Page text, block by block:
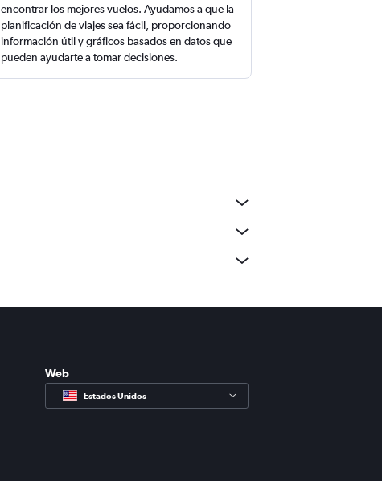
encontrar los mejores vuelos. Ayudamos a que la
planificación de viajes sea fácil, proporcionando
información útil y gráficos basados en datos que
pueden ayudarte a tomar decisiones.
Web
Estados Unidos